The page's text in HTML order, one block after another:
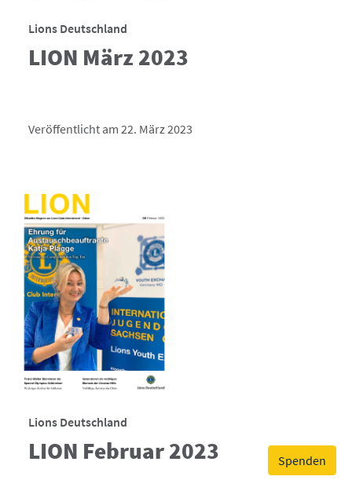
Spenden
Lions Deutschland
LION März 2023
Veröffentlicht am 22. März 2023
Lions Deutschland
LION Februar 2023